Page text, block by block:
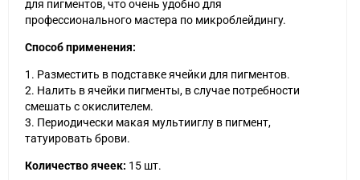
для пигментов, что очень удобно для
профессионального мастера по микроблейдингу.
Способ применения:
1. Разместить в подставке ячейки для пигментов.
2. Налить в ячейки пигменты, в случае потребности
смешать с окислителем.
3. Периодически макая мультииглу в пигмент,
татуировать брови.
Количество ячеек: 15 шт.